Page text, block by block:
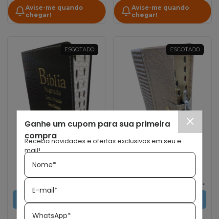
Avise-me quando
chegar!
Avise-me quando
chegar!
ESGOTADO
PAULISTA - CPP
Bíblia Letra Grande
formato compacto
Luxo com Harpa - Preta
ESGOTADO
Bíblia Letra Hiper
Gigante | Com Harpa |
Carteira | Dourada
Ganhe um cupom para sua primeira
compra
Receba novidades e ofertas exclusivas em seu e-
mail!
Nome*
E-mail*
WhatsApp*